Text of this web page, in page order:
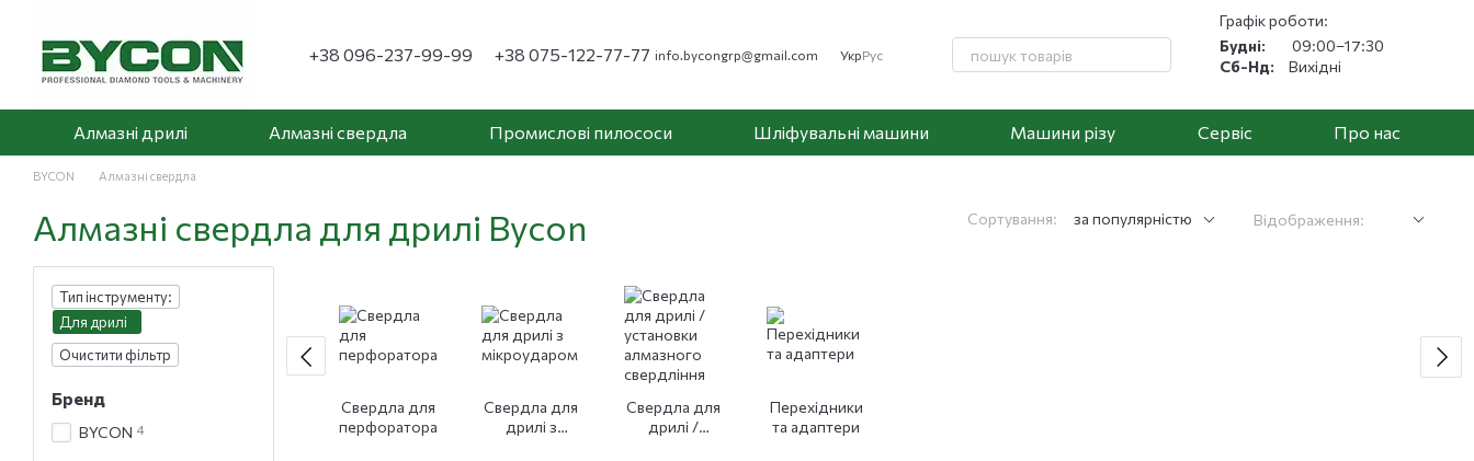
+38 096-237-99-99 +38 075-122-77-77 info.bycongrp@gmail.com УкрРус
Графік роботи:
Будні:
09:00–17:30
Сб-Нд:
Вихідні
Алмазні дрилі Алмазні свердла Промислові пилососи Шліфувальні машини Машини різу Cервіс Про нас
BYCON Алмазні свердла
Алмазні свердла для дрилі Bycon Сортування: за популярністю Відображення:
Свердла для
перфоратора
Свердла для
дрилі з
Свердла для
дрилі /
Перехідники
та адаптери
Тип інструменту:
Для дрилі
Очистити фільтр
Бренд
BYCON 4